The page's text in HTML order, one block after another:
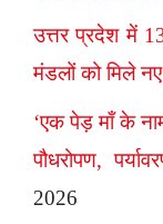
उत्तर प्रदेश में
मंडलों को मिले
‘एक पेड़ माँ के
पौधरोपण,
2026